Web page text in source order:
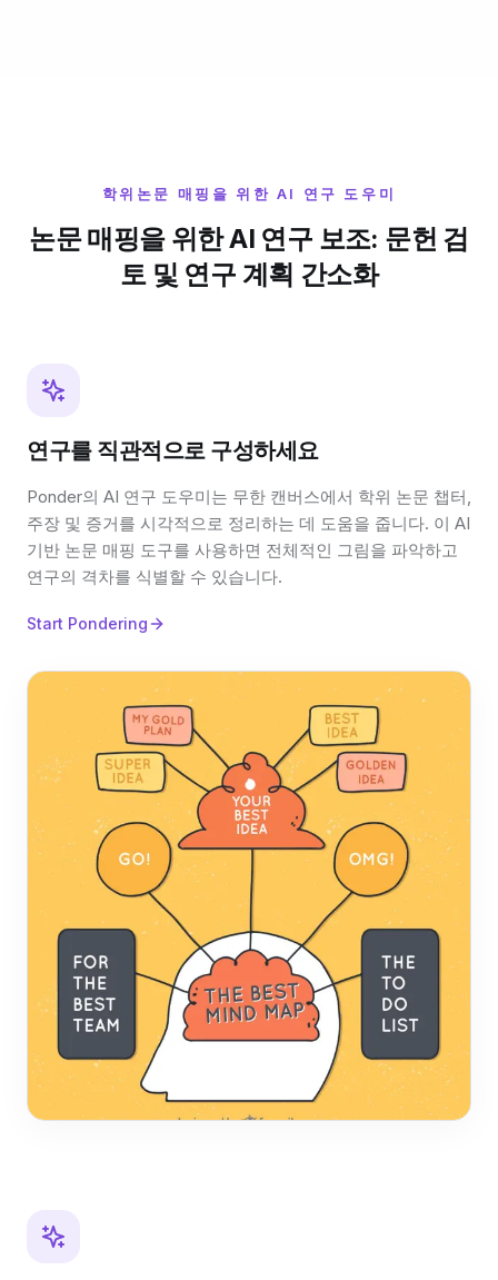
학위논문 매핑을 위한 AI 연구 도우미
논문 매핑을 위한 AI 연구 보조: 문헌 검
토 및 연구 계획 간소화
연구를 직관적으로 구성하세요
Ponder의 AI 연구 도우미는 무한 캔버스에서 학위 논문 챕터,
주장 및 증거를 시각적으로 정리하는 데 도움을 줍니다. 이 AI
기반 논문 매핑 도구를 사용하면 전체적인 그림을 파악하고
연구의 격차를 식별할 수 있습니다.
Start Pondering